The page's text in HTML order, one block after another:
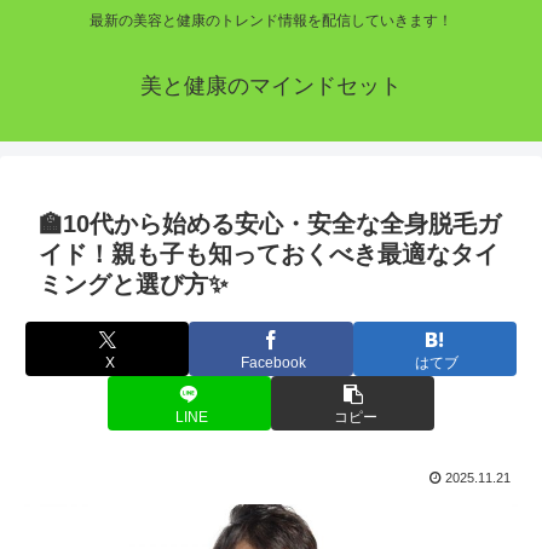
最新の美容と健康のトレンド情報を配信していきます！
美と健康のマインドセット
🏫10代から始める安心・安全な全身脱毛ガ
イド！親も子も知っておくべき最適なタイ
ミングと選び方✨
X Facebook はてブ
LINE コピー
2025.11.21